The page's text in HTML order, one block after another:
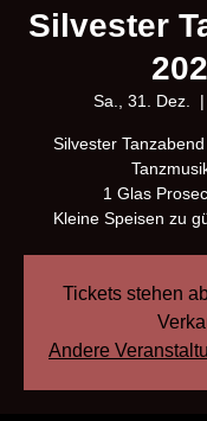
Silvester
Sa., 31. Dez.
  |
Silvester
1 Glas
Kleine Speisen zu
Tickets stehen
Andere